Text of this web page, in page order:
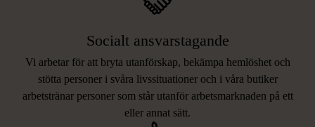
Socialt ansvarstagande
Vi arbetar för att bryta utanförskap, bekämpa hemlöshet och
stötta personer i svåra livssituationer och i våra butiker
arbetstränar personer som står utanför arbetsmarknaden på ett
eller annat sätt.